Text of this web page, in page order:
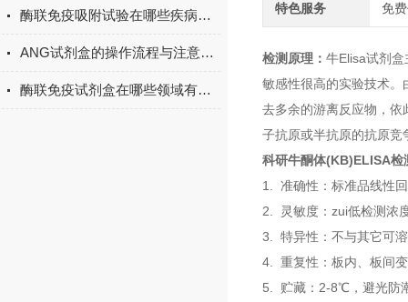
酶联免疫吸附试验在哪些疾病诊断中具有重要的应用价值？
ANG试剂盒的操作流程与注意事项
酶联免疫试剂盒在哪些领域有广泛应用？
特色服务 免
检测原理： 牛Elisa试剂
敏感性很高的实验技术
去多余的游离反应物，
子抗原或半抗原的抗原竞
科研牛酮体(KB)ELISA检
1. 准确性：标准品线性
2. 灵敏度：zui低检测浓
3. 特异性：不与其它可
4. 重复性：板内、板间
5. 贮藏：2-8℃，避光防